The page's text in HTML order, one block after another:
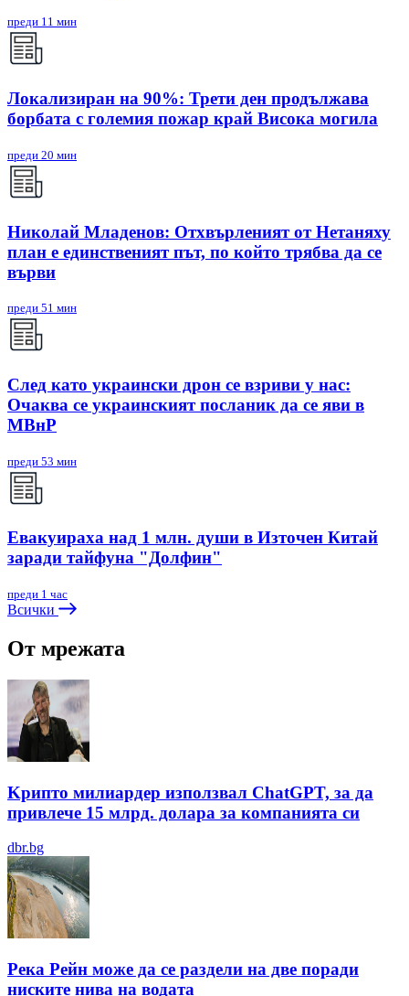
преди 11 мин
Локализиран на 90%: Трети ден продължава
борбата с големия пожар край Висока могила
преди 20 мин
Николай Младенов: Отхвърленият от Нетаняху
план е единственият път, по който трябва да се
върви
преди 51 мин
След като украински дрон се взриви у нас:
Очаква се украинският посланик да се яви в
МВнР
преди 53 мин
Евакуираха над 1 млн. души в Източен Китай
заради тайфуна "Долфин"
преди 1 час
Всички
От мрежата
Kрипто милиардер използвал ChatGPT, за да
привлече 15 млрд. долара за компанията си
dbr.bg
Река Рейн може да се раздели на две поради
ниските нива на водата